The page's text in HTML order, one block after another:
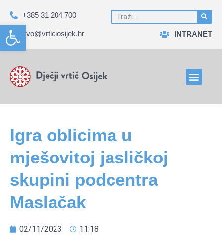
Open toolbar
+385 31 204 700
dvo@vrticiosijek.hr INTRANET
Igra oblicima u
mješovitoj jasličkoj
skupini podcentra
Maslačak
02/11/2023 11:18